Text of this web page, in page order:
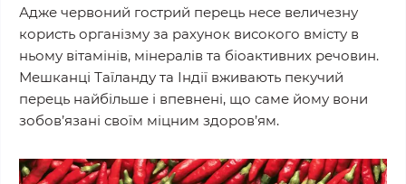
Адже червоний гострий перець несе величезну
користь організму за рахунок високого вмісту в
ньому вітамінів, мінералів та біоактивних речовин.
Мешканці Таїланду та Індії вживають пекучий
перець найбільше і впевнені, що саме йому вони
зобов’язані своїм міцним здоров’ям.